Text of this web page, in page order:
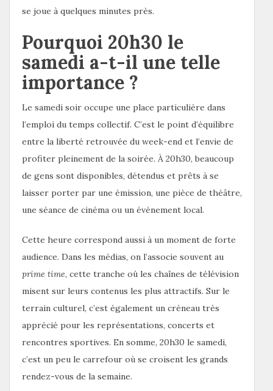
se joue à quelques minutes près.
Pourquoi 20h30 le
samedi a-t-il une telle
importance ?
Le samedi soir occupe une place particulière dans
l’emploi du temps collectif. C’est le point d’équilibre
entre la liberté retrouvée du week-end et l’envie de
profiter pleinement de la soirée. À 20h30, beaucoup
de gens sont disponibles, détendus et prêts à se
laisser porter par une émission, une pièce de théâtre,
une séance de cinéma ou un événement local.
Cette heure correspond aussi à un moment de forte
audience. Dans les médias, on l’associe souvent au
prime time, cette tranche où les chaînes de télévision
misent sur leurs contenus les plus attractifs. Sur le
terrain culturel, c’est également un créneau très
apprécié pour les représentations, concerts et
rencontres sportives. En somme, 20h30 le samedi,
c’est un peu le carrefour où se croisent les grands
rendez-vous de la semaine.